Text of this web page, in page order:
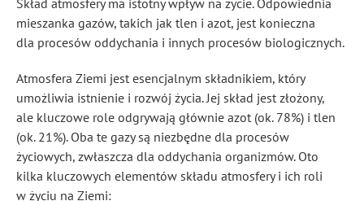
Skład atmosfery ma istotny wpływ na życie. Odpowiednia
mieszanka gazów, takich jak tlen i azot, jest konieczna
dla procesów oddychania i innych procesów biologicznych.
Atmosfera Ziemi jest esencjalnym składnikiem, który
umożliwia istnienie i rozwój życia. Jej skład jest złożony,
ale kluczowe role odgrywają głównie azot (ok. 78%) i tlen
(ok. 21%). Oba te gazy są niezbędne dla procesów
życiowych, zwłaszcza dla oddychania organizmów. Oto
kilka kluczowych elementów składu atmosfery i ich roli
w życiu na Ziemi: